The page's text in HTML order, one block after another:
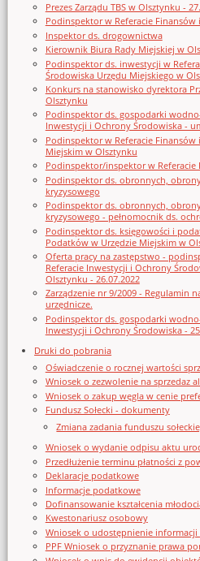
Prezes Zarządu TBS w Olsztynku -
Podinspektor w Referacie Finansów
Inspektor ds. drogownictwa
Kierownik Biura Rady Miejskiej w
Podinspektor ds. inwestycji w
Środowiska Urzędu Miejskiego w
Konkurs na stanowisko dyrektora
Olsztynku
Podinspektor ds. gospodarki
Inwestycji i Ochrony Środowiska -
Podinspektor w Referacie
Miejskim w Olsztynku
Podinspektor/inspektor w Referacie
Podinspektor ds. obronnych,
kryzysowego
Podinspektor ds. obronnych,
kryzysowego - pełnomocnik ds.
Podinspektor ds. księgowości i
Podatków w Urzędzie Miejskim w
Oferta pracy na zastępstwo -
Referacie Inwestycji i Ochrony
Olsztynku - 26.07.2022
Zarządzenie nr 9/2009 - Regulamin
urzędnicze.
Podinspektor ds. gospodarki
Inwestycji i Ochrony Środowiska -
Druki do pobrania
Oświadczenie o rocznej wartości
Wniosek o zezwolenie na sprzedaz
Wniosek o zakup węgla w cenie
Fundusz Sołecki - dokumenty
Zmiana zadania funduszu
Wniosek o wydanie odpisu aktu
Przedłużenie terminu płatności z
Deklaracje podatkowe
Informacje podatkowe
Dofinansowanie kształcenia
Kwestonariusz osobowy
Wniosek o udostępnienie informacji
PPF Wniosek o przyznanie prawa